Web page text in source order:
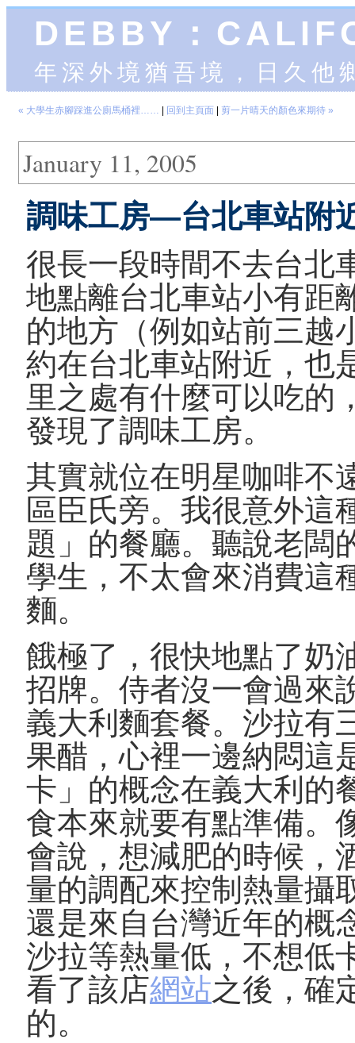
DEBBY：
年深外境猶吾境，日久
« 大學生赤腳踩進公廁馬桶裡…… 回到主頁面 剪一片晴天的顏色來期待 »
January 11, 2005
調味工房—台北車站附
很長一段時間不去台北
地點離台北車站小有距
的地方（例如站前三越
約在台北車站附近，也
里之處有什麼可以吃的
發現了調味工房。
其實就位在明星咖啡不
區臣氏旁。我很意外這
題」的餐廳。聽說老闆
學生，不太會來消費這
麵。
餓極了，很快地點了奶
招牌。侍者沒一會過來
義大利麵套餐。沙拉有
果醋，心裡一邊納悶這
卡」的概念在義大利的
食本來就要有點準備。
會說，想減肥的時候，
量的調配來控制熱量攝
還是來自台灣近年的概
沙拉等熱量低，不想低
看了該店網站之後，確
的。